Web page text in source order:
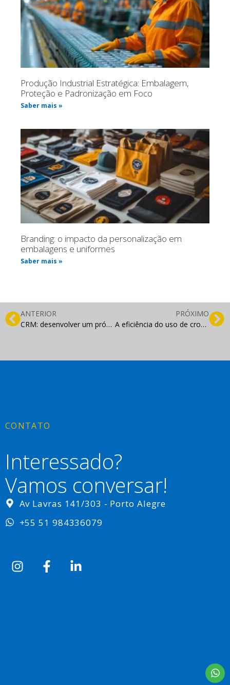
Produção Industrial Estratégica: Embalagem,
Proteção e Padronização em Foco
Saber mais »
Branding: o impacto da personalização em
embalagens e uniformes
Saber mais »
ANTERIOR
CRM: desenvolver um próprio ou adquirir um do mercado?
PRÓXIMO
A eficiência do uso de cronograma de conteúdo em blogs e sites
CONTATO
Interessado?
Vamos conversar!
Av Lavras 141/303 - Porto Alegre
+55 51 984336079